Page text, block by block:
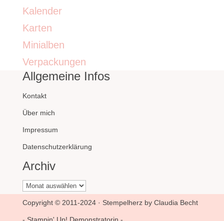
Kalender
Karten
Minialben
Verpackungen
Allgemeine Infos
Kontakt
Über mich
Impressum
Datenschutzerklärung
Archiv
Archiv
Copyright © 2011-2024 · Stempelherz by Claudia Becht